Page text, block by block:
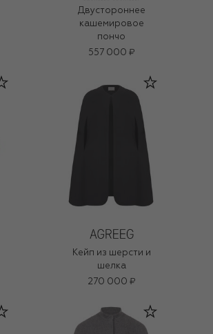
Двустороннее
кашемировое
пончо
557 000 ₽
Кейп из шерсти и
шелка
270 000 ₽